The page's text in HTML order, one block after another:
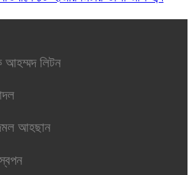
আহম্মদ লিটন
আহছান